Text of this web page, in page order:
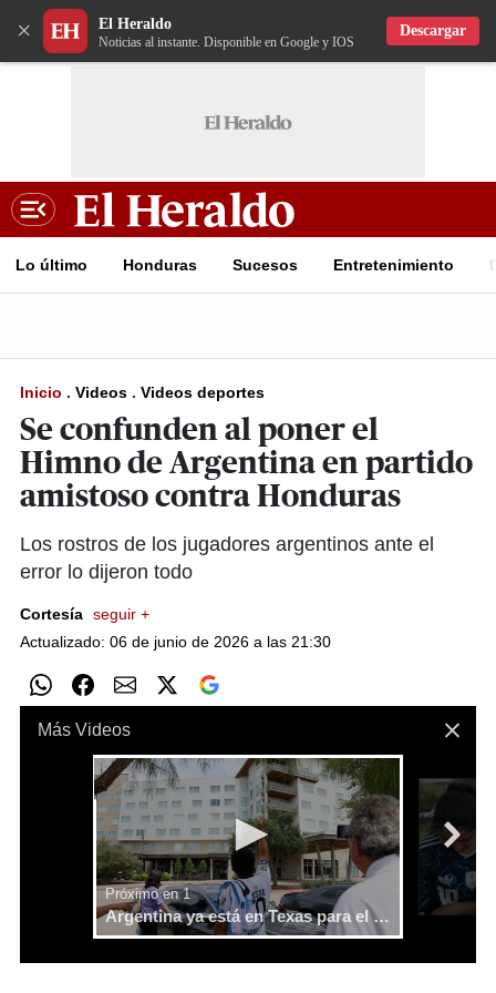
× El Heraldo
Noticias al instante. Disponible en Google y IOS
Descargar
Lo último Honduras Sucesos Entretenimiento
Inicio . Videos . Videos deportes
Se confunden al poner el
Himno de Argentina en partido
amistoso contra Honduras
Los rostros de los jugadores argentinos ante el
error lo dijeron todo
Cortesía seguir +
Actualizado: 06 de junio de 2026 a las 21:30
Cargando anuncio